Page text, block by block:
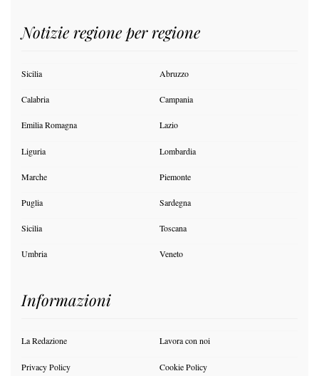
Notizie regione per regione
Sicilia Abruzzo
Calabria Campania
Emilia Romagna Lazio
Liguria Lombardia
Marche Piemonte
Puglia Sardegna
Sicilia Toscana
Umbria Veneto
Informazioni
La Redazione Lavora con noi
Privacy Policy Cookie Policy